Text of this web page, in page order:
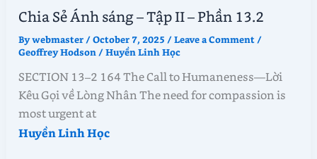
II
–
Phần
Chia Sẻ Ánh sáng – Tập II – Phần 13.2
Bywebmaster /October 7, 2025 /Leave a Comment /
Geoffrey Hodson /Huyền Linh Học
SECTION 13–2 164 The Call to Humaneness—Lời
Kêu Gọi về Lòng Nhân The need for compassion is
most urgent at
Huyền Linh Học